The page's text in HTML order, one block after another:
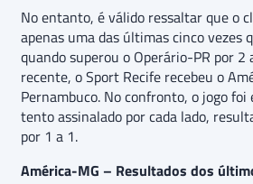
No entanto, é válido ressaltar que o
apenas uma das últimas cinco vezes
quando superou o Operário-PR por 2
recente, o Sport Recife recebeu o
Pernambuco. No confronto, o jogo
tento assinalado por cada lado,
por 1 a 1.
América-MG – Resultados dos